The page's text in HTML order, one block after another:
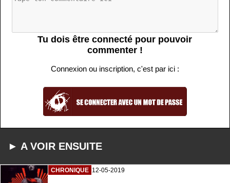
Tu dois être connecté pour pouvoir
commenter !
Connexion ou inscription, c'est par ici :
► A VOIR ENSUITE
CHRONIQUE 12-05-2019